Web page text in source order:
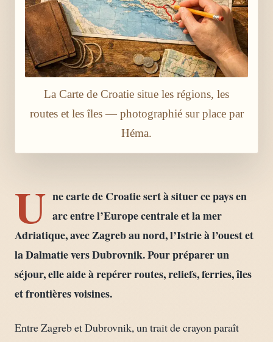
La Carte de Croatie situe les régions, les
routes et les îles — photographié sur place par
Héma.
U ne carte de Croatie sert à situer ce pays en
arc entre l’Europe centrale et la mer
Adriatique, avec Zagreb au nord, l’Istrie à l’ouest et
la Dalmatie vers Dubrovnik. Pour préparer un
séjour, elle aide à repérer routes, reliefs, ferries, îles
et frontières voisines.
Entre Zagreb et Dubrovnik, un trait de crayon paraît